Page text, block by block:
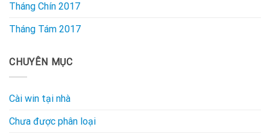
Tháng Chín 2017
Tháng Tám 2017
CHUYÊN MỤC
Cài win tại nhà
Chưa được phân loại